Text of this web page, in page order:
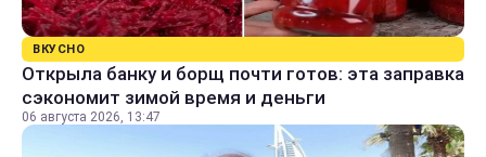
ВКУСНО
Открыла банку и борщ почти готов: эта заправка
сэкономит зимой время и деньги
06 августа 2026, 13:47